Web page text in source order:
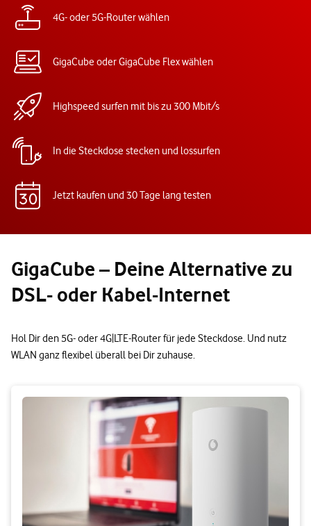
4G- oder 5G-Router wählen
GigaCube oder GigaCube Flex wählen
Highspeed surfen mit bis zu 300 Mbit/s
In die Steckdose stecken und lossurfen
Jetzt kaufen und 30 Tage lang testen
GigaCube – Deine Alternative zu
DSL- oder Kabel-Internet
Hol Dir den 5G- oder 4G|LTE-Router für jede Steckdose. Und nutz
WLAN ganz flexibel überall bei Dir zuhause.